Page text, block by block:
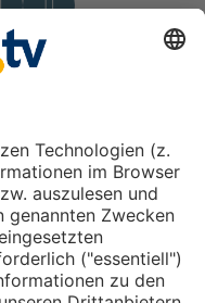
Nachrichten -
6. August 2026